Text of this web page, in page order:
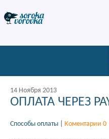
14 Ноября 2013
ОПЛАТА ЧЕРЕЗ
Способы оплаты Коментарии 0